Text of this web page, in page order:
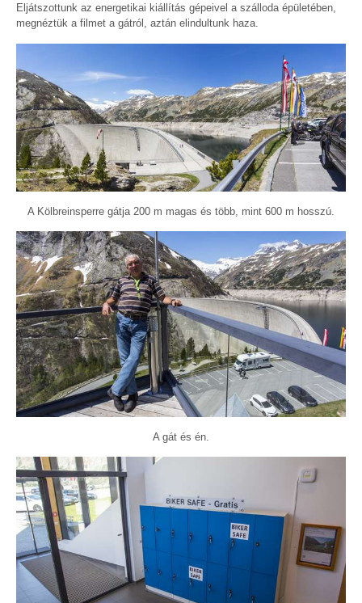
Eljátszottunk az energetikai kiállítás gépeivel a szálloda épületében,
megnéztük a filmet a gátról, aztán elindultunk haza.
A Kölbreinsperre gátja 200 m magas és több, mint 600 m hosszú.
A gát és én.